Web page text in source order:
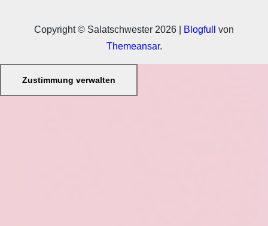
Copyright © Salatschwester 2026 Blogfull
von
Themeansar.
Zustimmung verwalten